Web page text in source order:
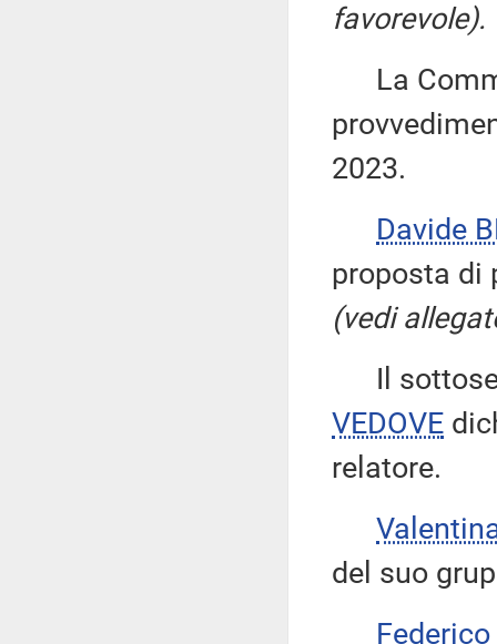
favorevole).
La
2023.
Davide
proposta di
(vedi
Il
VEDOVE
relatore.
del suo